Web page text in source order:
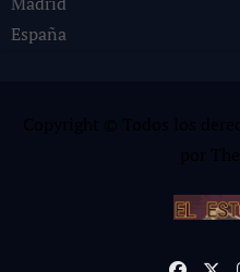
España